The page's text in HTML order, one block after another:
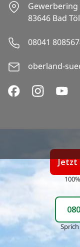
Gewerbering
83646 Bad
08041
oberland-
Jetzt